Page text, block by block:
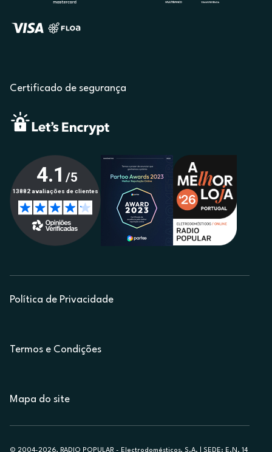
Certificado de segurança
Política de Privacidade
Termos e Condições
Mapa do site
© 2004-2026, RADIO POPULAR - Electrodomésticos, S.A. | SEDE: E.N. 14